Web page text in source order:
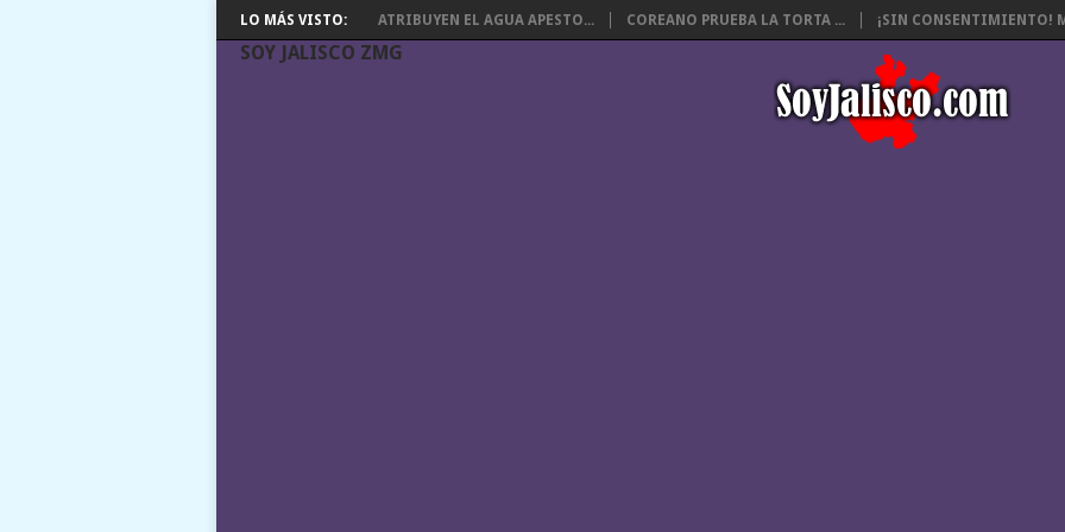
LO MÁS VISTO: ATRIBUYEN EL AGUA APESTO... COREANO PRUEBA LA TORTA ... ¡SIN CONSENTIMIENTO!
SOY JALISCO ZMG